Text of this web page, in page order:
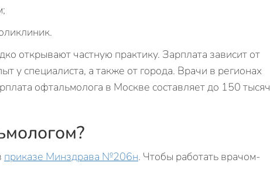
открывают частную практику. Зарплата зависит от
у специалиста, а также от города. Врачи в регионах
офтальмолога в Москве составляет до 150 тысяч
приказе Минздрава №206н. Чтобы работать врачом-